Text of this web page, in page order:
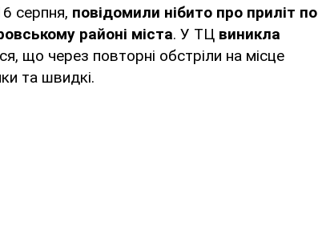
серпня, повідомили нібито про приліт по
районі міста. У ТЦ виникла
що через повторні обстріли на місце
та швидкі.